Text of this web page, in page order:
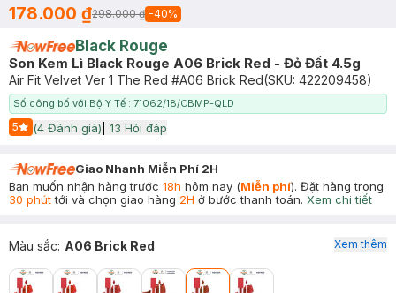
178.000 ₫298.000 ₫ -40%
Black Rouge
Son Kem Lì Black Rouge A06 Brick Red - Đỏ Đất 4.5g
Air Fit Velvet Ver 1 The Red #A06 Brick Red(SKU: 422209458)
Số công bố với Bộ Y Tế : 71062/18/CBMP-QLD
5
Start Icon
(4 Đánh giá) 13 Hỏi đáp
Giao Nhanh Miễn Phí 2H
Bạn muốn nhận hàng trước 18h hôm nay (Miễn phí). Đặt hàng trong
30 phúttới và chọn giao hàng 2H ở bước thanh toán. Xem chi tiết
Màu sắc: A06 Brick Red Xem thêm